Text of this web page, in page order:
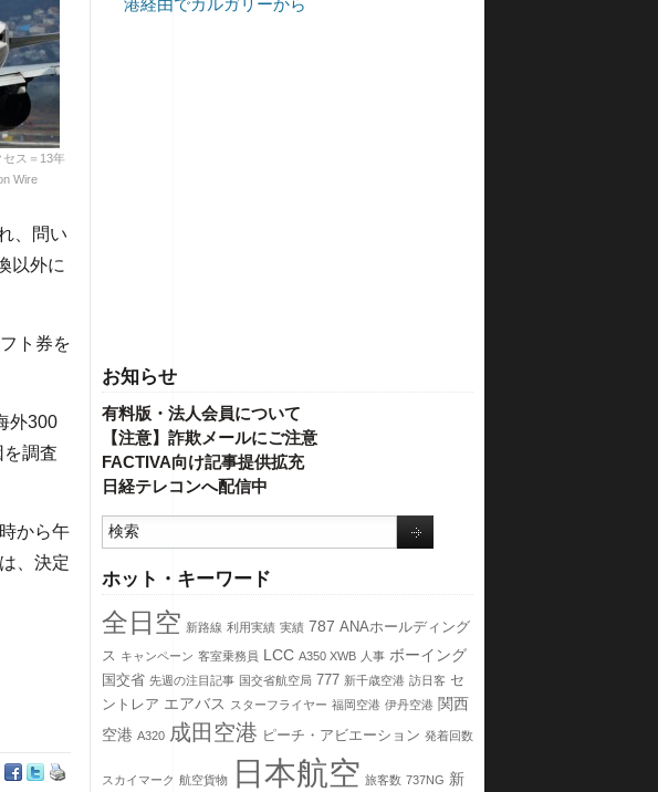
港経由でカルガリーから
お知らせ
有料版・法人会員について
【注意】詐欺メールにご注意
FACTIVA向け記事提供拡充
日経テレコンへ配信中
ホット・キーワード
全日空 新路線 利用実績 実績 787 ANAホールディング
ス キャンペーン 客室乗務員 LCC A350 XWB 人事 ボーイング
国交省 先週の注目記事 国交省航空局 777 新千歳空港 訪日客 セ
ントレア エアバス スターフライヤー 福岡空港 伊丹空港 関西
空港 A320 成田空港 ピーチ・アビエーション 発着回数
スカイマーク 航空貨物 日本航空 旅客数 737NG 新
ス＝13年
Wire
、問い
以外に
ト券を
外300
調査
から午
、決定